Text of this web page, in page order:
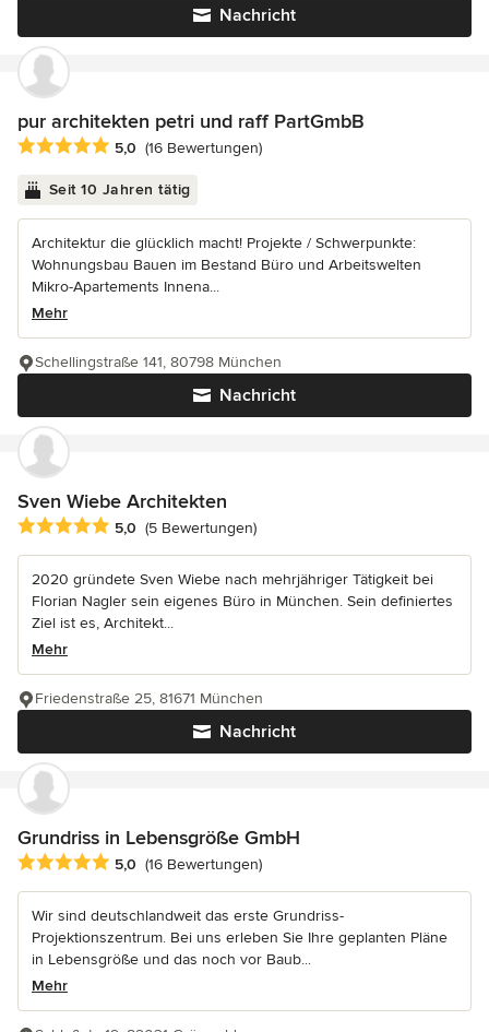
Nachricht
pur architekten petri und raff PartGmbB
Durchschnittliche Bewertung: 5 von 5 Sternen
5,0 (16 Bewertungen)
Seit 10 Jahren tätig
Architektur die glücklich macht! Projekte / Schwerpunkte:
Wohnungsbau Bauen im Bestand Büro und Arbeitswelten
Mikro-Apartements Innena...
Mehr
Nachricht
Schellingstraße 141, 80798 München
Sven Wiebe Architekten
Durchschnittliche Bewertung: 5 von 5 Sternen
5,0 (5 Bewertungen)
2020 gründete Sven Wiebe nach mehrjähriger Tätigkeit bei
Florian Nagler sein eigenes Büro in München. Sein definiertes
Ziel ist es, Architekt...
Mehr
Nachricht
Friedenstraße 25, 81671 München
Grundriss in Lebensgröße GmbH
Durchschnittliche Bewertung: 5 von 5 Sternen
5,0 (16 Bewertungen)
Wir sind deutschlandweit das erste Grundriss-
Projektionszentrum. Bei uns erleben Sie Ihre geplanten Pläne
in Lebensgröße und das noch vor Baub...
Mehr